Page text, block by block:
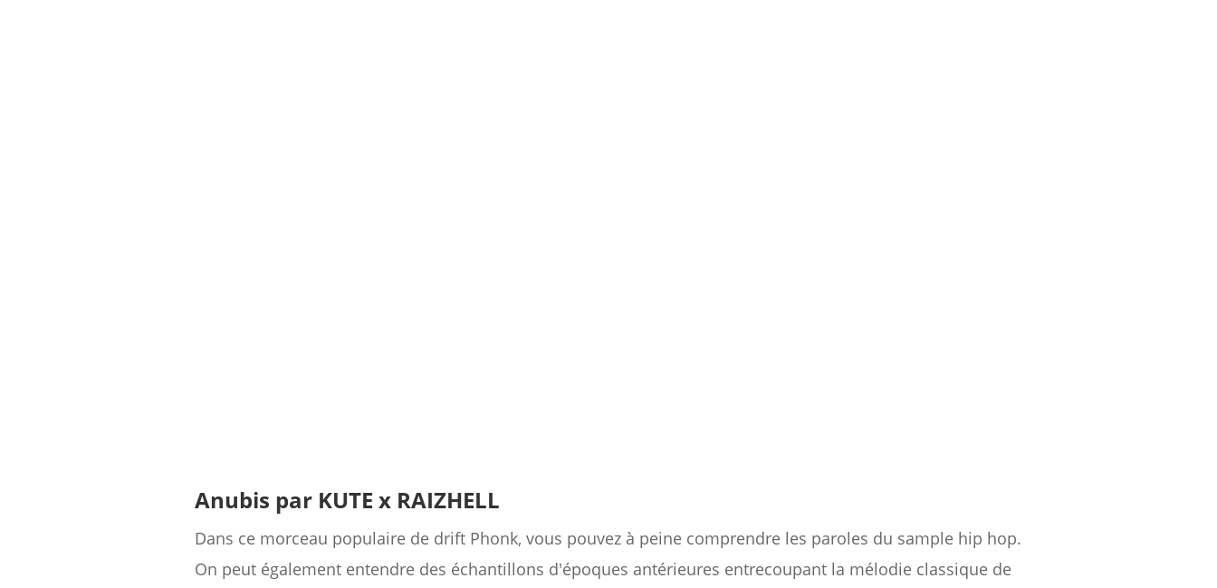
Anubis par KUTE x RAIZHELL
Dans ce morceau populaire de drift Phonk, vous pouvez à peine comprendre les paroles du sample hip hop.
On peut également entendre des échantillons d'époques antérieures entrecoupant la mélodie classique de